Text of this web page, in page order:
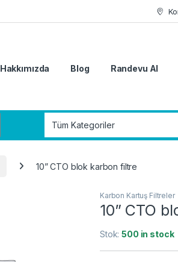
Hakkımızda Blog Randevu Al
10” CTO blok karbon filtre
Karbon Kartuş Filtreler
10” CTO
Stok:500 in stock